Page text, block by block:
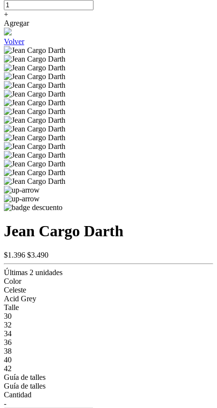
+
Agregar
Volver
Jean Cargo Darth
$1.396 $3.490
Últimas 2 unidades
Color
Celeste
Acid Grey
Talle
30
32
34
36
38
40
42
Guía de talles
Guía de talles
Cantidad
-